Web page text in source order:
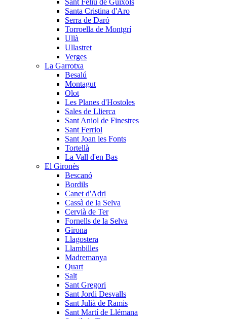
Sant Feliu de Guíxols
Santa Cristina d'Aro
Serra de Daró
Torroella de Montgrí
Ullà
Ullastret
Verges
La Garrotxa
Besalú
Montagut
Olot
Les Planes d'Hostoles
Sales de Llierca
Sant Aniol de Finestres
Sant Ferriol
Sant Joan les Fonts
Tortellà
La Vall d'en Bas
El Gironès
Bescanó
Bordils
Canet d'Adri
Cassà de la Selva
Cervià de Ter
Fornells de la Selva
Girona
Llagostera
Llambilles
Madremanya
Quart
Salt
Sant Gregori
Sant Jordi Desvalls
Sant Julià de Ramis
Sant Martí de Llémana